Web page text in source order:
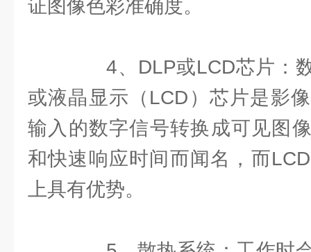
证图像色彩准确度。
4、DLP或LCD芯片：数
或液晶显示（LCD）芯片是影
输入的数字信号转换成可见图
和快速响应时间而闻名，而
上具有优势。